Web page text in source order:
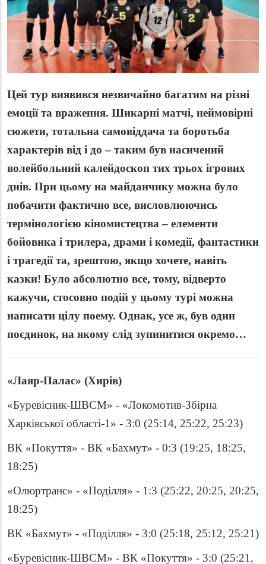
Цей тур виявився незвичайно багатим на різні
емоції та враження. Шикарні матчі, неймовірні
сюжети, тотальна самовіддача та боротьба
характерів від і до – таким був насичений
волейбольний калейдоскоп тих трьох ігрових
днів. При цьому на майданчику можна було
побачити фактично все, висловлюючись
термінологією кіномистецтва – елементи
бойовика і трилера, драми і комедії, фантастики
і трагедії та, зрештою, якщо хочете, навіть
казки! Було абсолютно все, тому, відверто
кажучи, стосовно подій у цьому турі можна
написати цілу поему. Однак, усе ж, був один
поєдинок, на якому слід зупинитися окремо…
«Лаяр-Палас» (Хирів)
«Буревісник-ШВСМ» - «Локомотив-Збірна
Харківської області-1» - 3:0 (25:14, 25:22, 25:23)
ВК «Покуття» - ВК «Бахмут» - 0:3 (19:25, 18:25,
18:25)
«Олюртранс» - «Поділля» - 1:3 (25:22, 20:25, 20:25,
18:25)
ВК «Бахмут» - «Поділля» - 3:0 (25:18, 25:12, 25:21)
«Буревісник-ШВСМ» - ВК «Покуття» - 3:0 (25:21,